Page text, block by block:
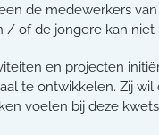
de medewerkers
of de jongere kan
en projecten
te ontwikkelen. Zij
voelen bij deze